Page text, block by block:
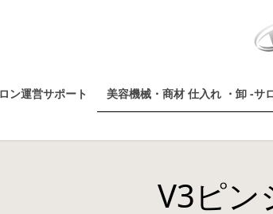
ン運営サポート 美容機械・商材 仕入れ ・卸 -サ
V3ピン